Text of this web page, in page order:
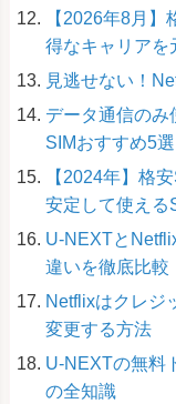
【2026年8月
得なキャリアを
見逃せない！
データ通信のみ
SIMおすすめ5選
【2024年】格
安定して使える
U-NEXTと
違いを徹底比較
Netflixはクレジ
変更する方法
U-NEXTの無料
の全知識